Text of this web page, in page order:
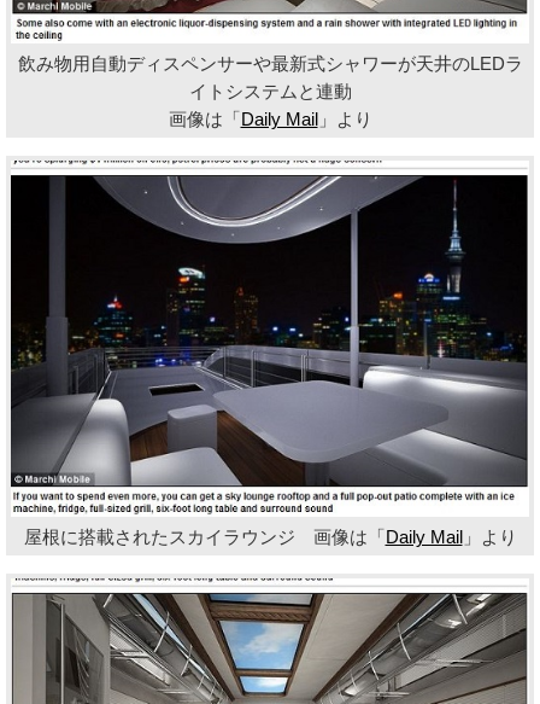
飲み物用自動ディスペンサーや最新式シャワーが天井のLEDラ
イトシステムと連動
画像は「Daily Mail」より
屋根に搭載されたスカイラウンジ 画像は「Daily Mail」より